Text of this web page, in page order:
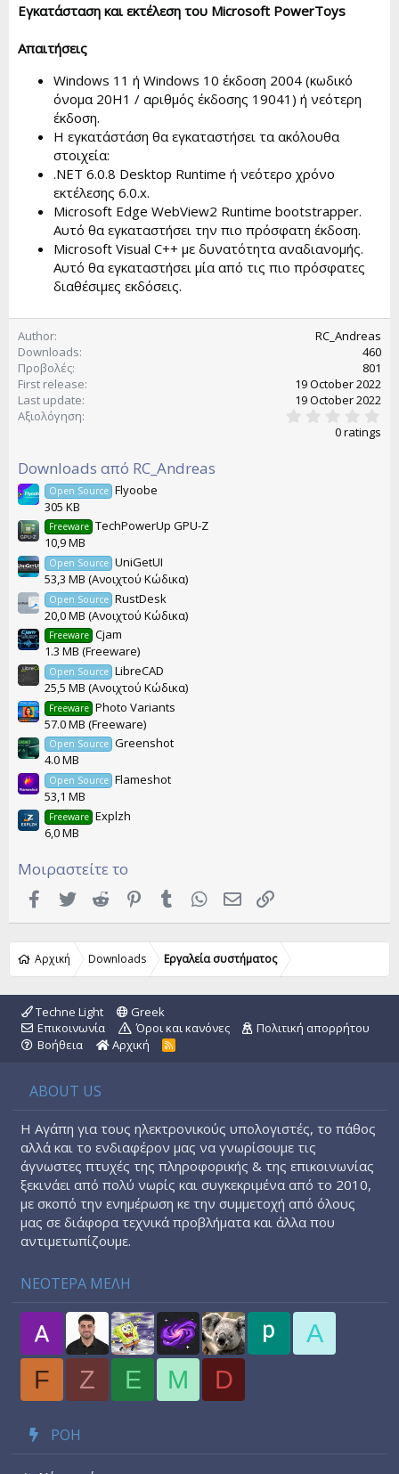
Εγκατάσταση και εκτέλεση του Microsoft PowerToys
Απαιτήσεις
Windows 11 ή Windows 10 έκδοση 2004 (κωδικό
όνομα 20H1 / αριθμός έκδοσης 19041) ή νεότερη
έκδοση.
Η εγκατάστάση θα εγκαταστήσει τα ακόλουθα
στοιχεία:
.NET 6.0.8 Desktop Runtime ή νεότερο χρόνο
εκτέλεσης 6.0.x.
Microsoft Edge WebView2 Runtime bootstrapper.
Αυτό θα εγκαταστήσει την πιο πρόσφατη έκδοση.
Microsoft Visual C++ με δυνατότητα αναδιανομής.
Αυτό θα εγκαταστήσει μία από τις πιο πρόσφατες
διαθέσιμες εκδόσεις.
Author
RC_Andreas
Downloads
460
Προβολές
801
First release
19 October 2022
Last update
19 October 2022
Αξιολόγηση
0 ratings
Downloads από RC_Andreas
Open Source Flyoobe
305 KB
Freeware TechPowerUp GPU-Z
10,9 MB
Open Source UniGetUI
53,3 MB (Ανοιχτού Κώδικα)
Open Source RustDesk
20,0 MB (Ανοιχτού Κώδικα)
Freeware Cjam
1.3 MB (Freeware)
Open Source LibreCAD
25,5 MB (Ανοιχτού Κώδικα)
Freeware Photo Variants
57.0 MB (Freeware)
Open Source Greenshot
4.0 MB
Open Source Flameshot
53,1 MB
Freeware Explzh
6,0 MB
Μοιραστείτε το
Facebook
Twitter Reddit Pinterest
Tumblr WhatsApp
Email
Αρχική Downloads Εργαλεία συστήματος
Techne Light
Greek
Επικοινωνία
Όροι και κανόνες
Πολιτική απορρήτου
Βοήθεια
Αρχική
R
ABOUT US
Η Αγάπη για τους ηλεκτρονικούς υπολογιστές, το πάθος
αλλά και το ενδιαφέρον μας να γνωρίσουμε τις
άγνωστες πτυχές της πληροφορικής & της επικοινωνίας
ξεκινάει από πολύ νωρίς και συγκεκριμένα από το 2010,
με σκοπό την ενημέρωση κε την συμμετοχή από όλους
μας σε διάφορα τεχνικά προβλήματα και άλλα που
αντιμετωπίζουμε.
ΝΕΟΤΕΡΑ ΜΕΛΗ
A
F
Z E M D
ΡΟΉ